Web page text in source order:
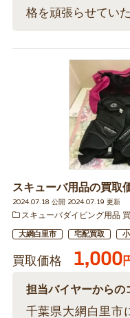
格を頑張らせてい
スキューバ用品の買取
2024.07.18 公開 2024.07.19 更新
スキューバダイビング用品
大網白里市 宅配買取
買取価格 1,000
担当バイヤーからの
千葉県大網白里市